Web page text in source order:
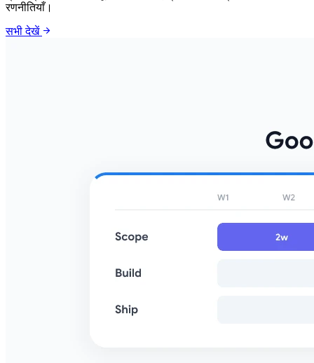
रणनीतियाँ।
सभी देखें arrow_forward